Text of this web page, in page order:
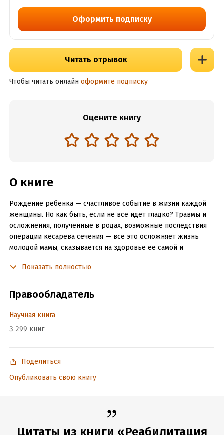
Оформить подписку
Читать отрывок
Чтобы читать онлайн оформите подписку
Оцените книгу
О книге
Рождение ребенка — счастливое событие в жизни каждой
женщины. Но как быть, если не все идет гладко? Травмы и
осложнения, полученные в родах, возможные последствия
операции кесарева сечения — все это осложняет жизнь
молодой мамы, сказывается на здоровье ее самой и
тех, кто хочет подготовиться к рождению ребенка, а также
полноценной жизни. 100%-ное восстановление
гарантируется!
Подробная информация
Год издания:2024
Время на чтение: 5ч.
Показать полностью
Правообладатель
Научная книга
3 299 книг
Поделиться
Опубликовать свою книгу
Цитаты из книги «Реабилитация